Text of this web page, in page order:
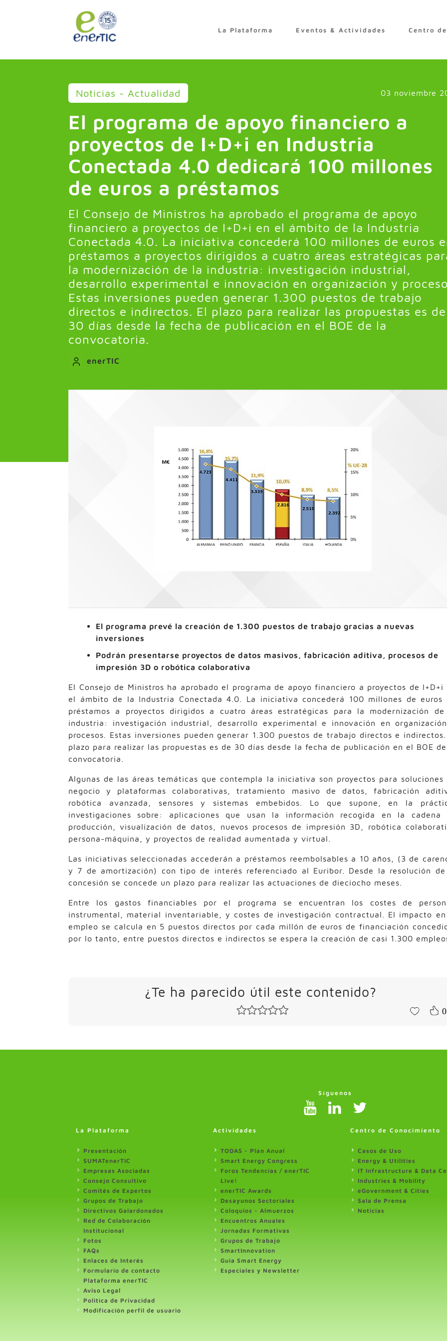
La Plataforma Eventos & Actividades Centro
Noticias - Actualidad 03 noviembre
El programa de apoyo financiero a
proyectos de I+D+i en Industria
Conectada 4.0 dedicará 100 millones
de euros a préstamos
El Consejo de Ministros ha aprobado el programa de apoyo
financiero a proyectos de I+D+i en el ámbito de la Industria
Conectada 4.0. La iniciativa concederá 100 millones de euros
préstamos a proyectos dirigidos a cuatro áreas estratégicas
la modernización de la industria: investigación industrial,
desarrollo experimental e innovación en organización y
Estas inversiones pueden generar 1.300 puestos de trabajo
directos e indirectos. El plazo para realizar las propuestas es de
30 días desde la fecha de publicación en el BOE de la
convocatoria.
enerTIC
El programa prevé la creación de 1.300 puestos de trabajo gracias a nuevas
inversiones
Podrán presentarse proyectos de datos masivos, fabricación aditiva, procesos de
impresión 3D o robótica colaborativa
El Consejo de Ministros ha aprobado el programa de apoyo financiero a proyectos de I+D+i
el ámbito de la Industria Conectada 4.0. La iniciativa concederá 100 millones de euros
préstamos a proyectos dirigidos a cuatro áreas estratégicas para la modernización
industria: investigación industrial, desarrollo experimental e innovación en
procesos. Estas inversiones pueden generar 1.300 puestos de trabajo directos e indirectos.
plazo para realizar las propuestas es de 30 días desde la fecha de publicación en el BOE
convocatoria.
Algunas de las áreas temáticas que contempla la iniciativa son proyectos para soluciones
negocio y plataformas colaborativas, tratamiento masivo de datos, fabricación
robótica avanzada, sensores y sistemas embebidos. Lo que supone, en la
investigaciones sobre: aplicaciones que usan la información recogida en la cadena
producción, visualización de datos, nuevos procesos de impresión 3D, robótica
persona-máquina, y proyectos de realidad aumentada y virtual.
Las iniciativas seleccionadas accederán a préstamos reembolsables a 10 años, (3 de
y 7 de amortización) con tipo de interés referenciado al Euribor. Desde la resolución
concesión se concede un plazo para realizar las actuaciones de dieciocho meses.
Entre los gastos financiables por el programa se encuentran los costes de
instrumental, material inventariable, y costes de investigación contractual. El impacto
empleo se calcula en 5 puestos directos por cada millón de euros de financiación
por lo tanto, entre puestos directos e indirectos se espera la creación de casi 1.300
¿Te ha parecido útil este contenido?
0
Síguenos
La Plataforma
Presentación
SUMATenerTIC
Empresas Asociadas
Consejo Consultivo
Comités de Expertos
Grupos de Trabajo
Directivos Galardonados
Red de Colaboración
Institucional
Fotos
FAQs
Enlaces de Interés
Formulario de contacto
Plataforma enerTIC
Aviso Legal
Politica de Privacidad
Modificación perfil de usuario
Actividades
TODAS - Plan Anual
Smart Energy Congress
Foros Tendencias / enerTIC
Live!
enerTIC Awards
Desayunos Sectoriales
Coloquios - Almuerzos
Encuentros Anuales
Jornadas Formativas
Grupos de Trabajo
SmartInnovation
Guia Smart Energy
Especiales y Newsletter
Centro de Conocimiento
Casos de Uso
Energy & Utilities
IT Infrastructure & Data
Industries & Mobility
eGovernment & Cities
Sala de Prensa
Noticias